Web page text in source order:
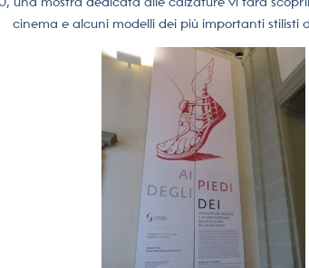
cinema e alcuni modelli dei più importanti stilisti